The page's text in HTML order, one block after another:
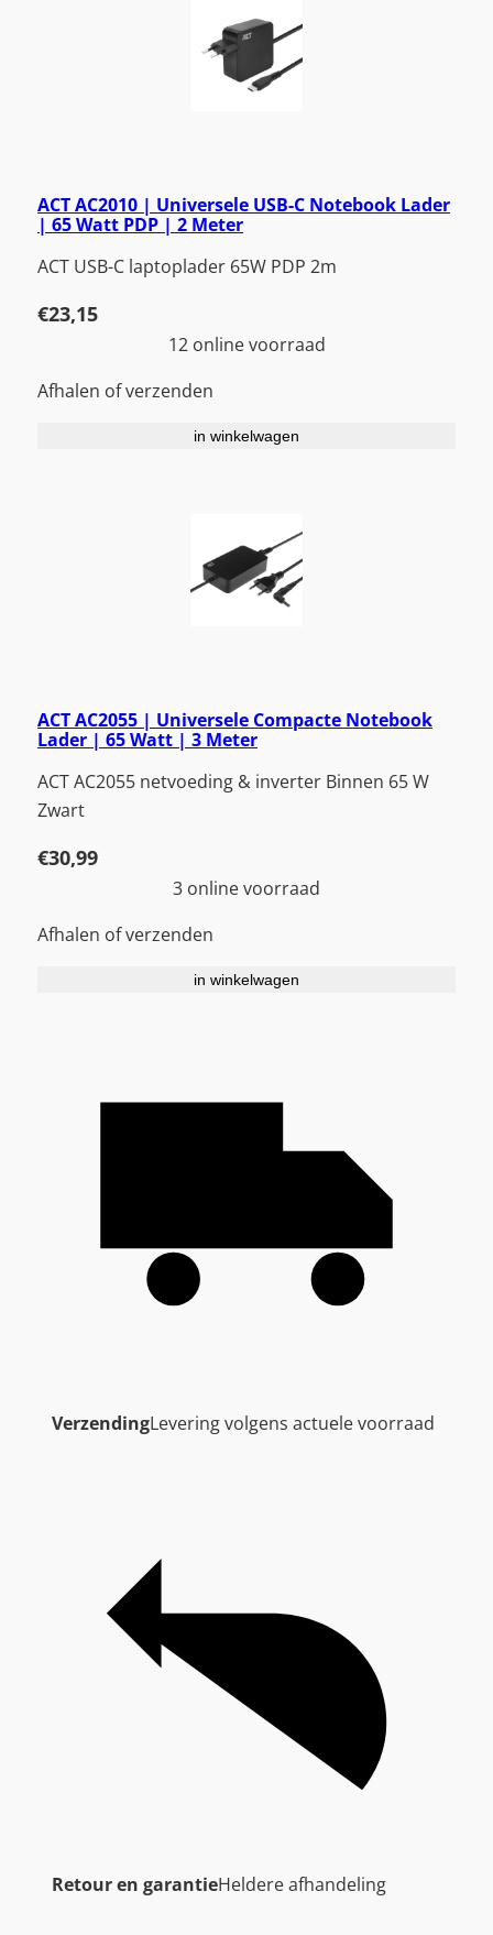
ACT AC2010 | Universele USB-C Notebook Lader
| 65 Watt PDP | 2 Meter
ACT USB-C laptoplader 65W PDP 2m
€23,15
12 online voorraad
Afhalen of verzenden
in winkelwagen
ACT AC2055 | Universele Compacte Notebook
Lader | 65 Watt | 3 Meter
ACT AC2055 netvoeding & inverter Binnen 65 W
Zwart
€30,99
3 online voorraad
Afhalen of verzenden
in winkelwagen
VerzendingLevering volgens actuele voorraad
Retour en garantieHeldere afhandeling